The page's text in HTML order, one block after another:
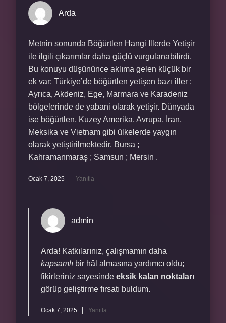
Arda
Metnin sonunda Böğürtlen Hangi Illerde Yetişir
ile ilgili çıkarımlar daha güçlü vurgulanabilirdi.
Bu konuyu düşününce aklıma gelen küçük bir
ek var: Türkiye’de böğürtlen yetişen bazı iller :
Ayrıca, Akdeniz, Ege, Marmara ve Karadeniz
bölgelerinde de yabani olarak yetişir. Dünyada
ise böğürtlen, Kuzey Amerika, Avrupa, İran,
Meksika ve Vietnam gibi ülkelerde yaygın
olarak yetiştirilmektedir. Bursa ;
Kahramanmaraş ; Samsun ; Mersin .
Ocak 7, 2025 Yanıtla
admin
Arda! Katkılarınız, çalışmamın daha
kapsamlı bir hâl almasına yardımcı oldu;
fikirleriniz sayesinde eksik kalan noktaları
görüp geliştirme fırsatı buldum.
Ocak 7, 2025 Yanıtla